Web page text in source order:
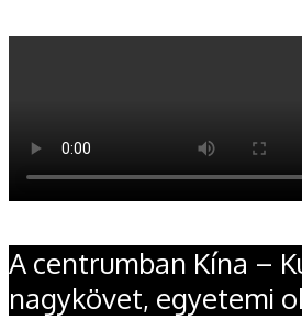
A centrumban Kína –
nagykövet, egyetemi